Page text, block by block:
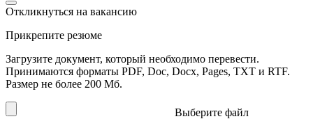
Откликнуться на вакансию
Прикрепите резюме
Загрузите документ, который необходимо перевести.
Принимаются форматы PDF, Doc, Docx, Pages, TXT и RTF.
Размер не более 200 Мб.
Выберите файл